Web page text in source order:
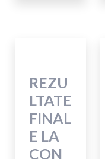
REZU
LTATE
FINAL
E LA
CON